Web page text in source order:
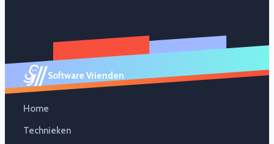
Software Vrienden
Home
Technieken